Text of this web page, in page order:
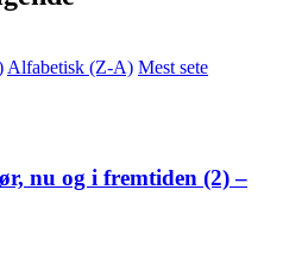
Alfabetisk (Z-A) Mest sete
nu og i fremtiden (2) –